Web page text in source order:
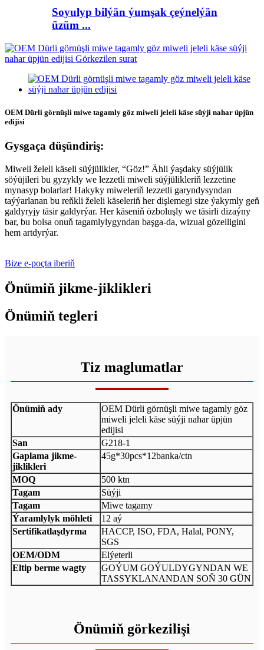
Soyulyp bilýän ýumşak çeýnelýän
üzüm ...
OEM Dürli görnüşli miwe tagamly göz miweli jeleli käse süýji nahar üpjün
edijisi
Gysgaça düşündiriş:
Miweli želeli käseli süýjülikler, “Göz!” Ähli ýaşdaky süýjülik
söýüjileri bu gyzykly we lezzetli miweli süýjülikleriň lezzetine
mynasyp bolarlar! Hakyky miweleriň lezzetli garyndysyndan
taýýarlanan bu reňkli želeli käseleriň her dişlemegi size ýakymly geň
galdyryjy täsir galdyrýar. Her käseniň özboluşly we täsirli dizaýny
bar, bu bolsa onuň tagamlylygyndan başga-da, wizual gözelligini
hem artdyrýar.
Bize e-poçta iberiň
Önümiň jikme-jiklikleri
Önümiň tegleri
Tiz maglumatlar
Önümiň ady
OEM Dürli görnüşli miwe tagamly göz
miweli jeleli käse süýji nahar üpjün
edijisi
San
G218-1
Gaplama jikme-
jiklikleri
45g*30pcs*12banka/ctn
MOQ
500 ktn
Tagam
Süýji
Tagam
Miwe tagamy
Ýaramlylyk möhleti
12 aý
Sertifikatlaşdyrma
HACCP, ISO, FDA, Halal, PONY,
SGS
OEM/ODM
Elýeterli
Eltip berme wagty
GOÝUM GOÝULDYGYNDAN WE
TASSYKLANANDAN SOŇ 30 GÜN
Önümiň görkezilişi